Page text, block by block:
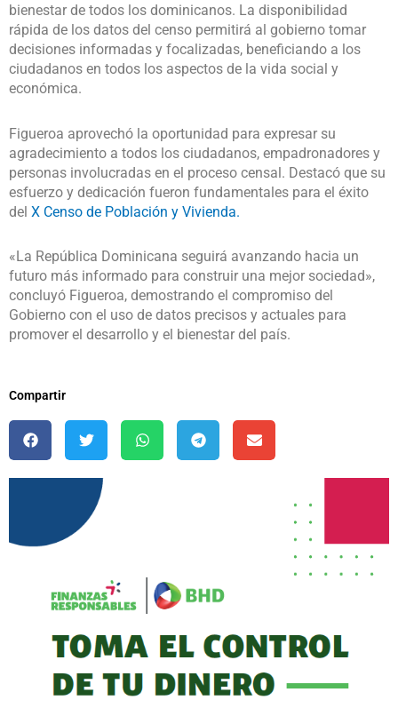
bienestar de todos los dominicanos. La disponibilidad
rápida de los datos del censo permitirá al gobierno tomar
decisiones informadas y focalizadas, beneficiando a los
ciudadanos en todos los aspectos de la vida social y
económica.
Figueroa aprovechó la oportunidad para expresar su
agradecimiento a todos los ciudadanos, empadronadores y
personas involucradas en el proceso censal. Destacó que su
esfuerzo y dedicación fueron fundamentales para el éxito
del X Censo de Población y Vivienda.
«La República Dominicana seguirá avanzando hacia un
futuro más informado para construir una mejor sociedad»,
concluyó Figueroa, demostrando el compromiso del
Gobierno con el uso de datos precisos y actuales para
promover el desarrollo y el bienestar del país.
Compartir